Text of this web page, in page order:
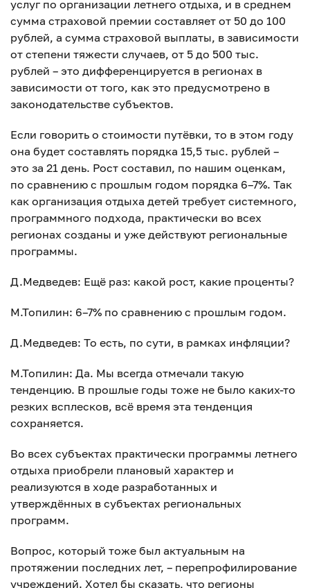
услуг по организации летнего отдыха, и в среднем
сумма страховой премии составляет от 50 до 100
рублей, а сумма страховой выплаты, в зависимости
от степени тяжести случаев, от 5 до 500 тыс.
рублей – это дифференцируется в регионах в
зависимости от того, как это предусмотрено в
законодательстве субъектов.
Если говорить о стоимости путёвки, то в этом году
она будет составлять порядка 15,5 тыс. рублей –
это за 21 день. Рост составил, по нашим оценкам,
по сравнению с прошлым годом порядка 6–7%. Так
как организация отдыха детей требует системного,
программного подхода, практически во всех
регионах созданы и уже действуют региональные
программы.
Д.Медведев: Ещё раз: какой рост, какие проценты?
М.Топилин: 6–7% по сравнению с прошлым годом.
Д.Медведев: То есть, по сути, в рамках инфляции?
М.Топилин: Да. Мы всегда отмечали такую
тенденцию. В прошлые годы тоже не было каких-то
резких всплесков, всё время эта тенденция
сохраняется.
Во всех субъектах практически программы летнего
отдыха приобрели плановый характер и
реализуются в ходе разработанных и
утверждённых в субъектах региональных
программ.
Вопрос, который тоже был актуальным на
протяжении последних лет, – перепрофилирование
учреждений. Хотел бы сказать, что регионы